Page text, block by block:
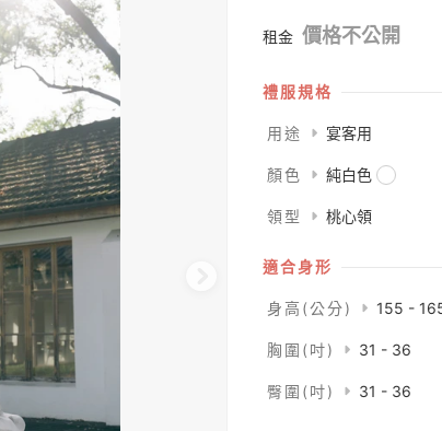
租金 價格不公開
禮服規格
用途 宴客用
顏色 純白色
領型 桃心領
適合身形
身高(公分) 155 -
胸圍(吋) 31 - 36
臀圍(吋) 31 - 36